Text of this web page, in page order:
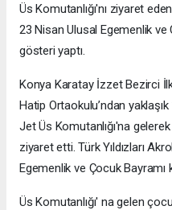
Üs Komutanlığı'nı ziyaret
23 Nisan Ulusal Egemenlik ve
gösteri yaptı.
Konya Karatay İzzet Bezirci
Hatip Ortaokulu’ndan
Jet Üs Komutanlığı'na gelerek
ziyaret etti. Türk Yıldızları
Egemenlik ve Çocuk Bayramı
Üs Komutanlığı' na gelen